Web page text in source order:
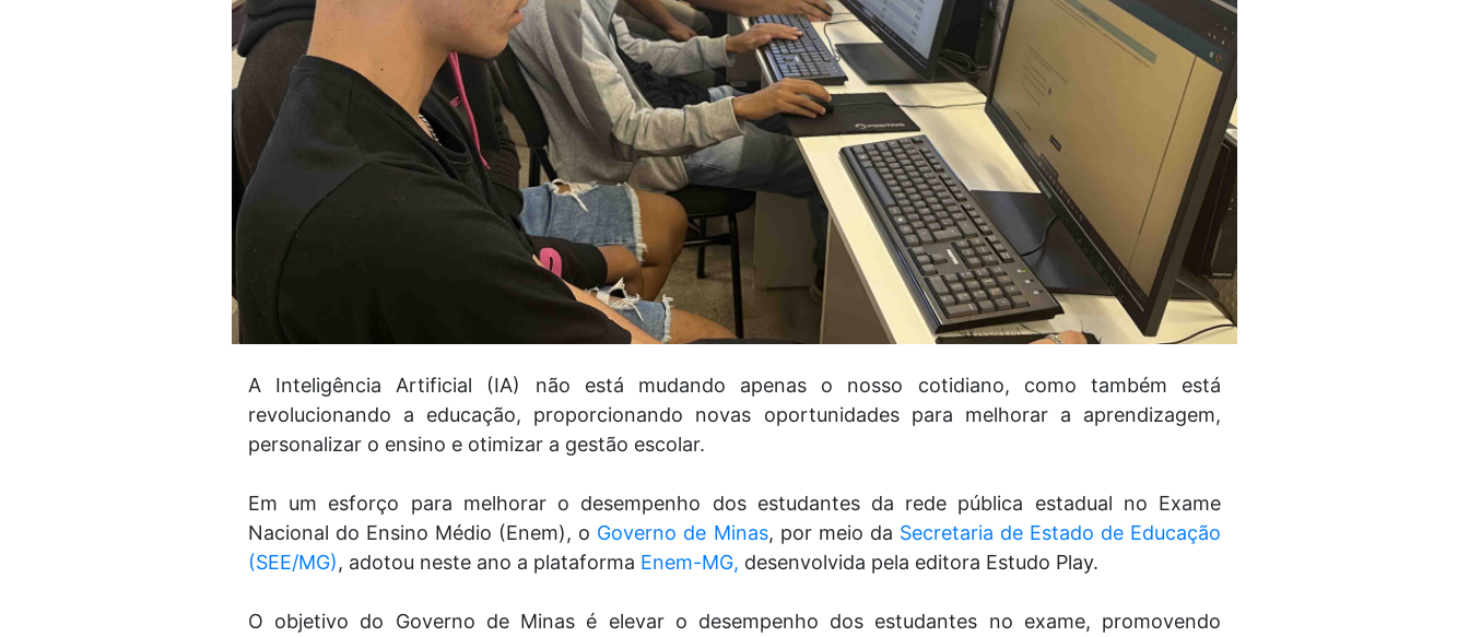
A Inteligência Artificial (IA) não está mudando apenas o nosso cotidiano, como também está
revolucionando a educação, proporcionando novas oportunidades para melhorar a aprendizagem,
personalizar o ensino e otimizar a gestão escolar.
Em um esforço para melhorar o desempenho dos estudantes da rede pública estadual no Exame
Nacional do Ensino Médio (Enem), o Governo de Minas, por meio da Secretaria de Estado de Educação
(SEE/MG), adotou neste ano a plataforma Enem-MG, desenvolvida pela editora Estudo Play.
O objetivo do Governo de Minas é elevar o desempenho dos estudantes no exame, promovendo